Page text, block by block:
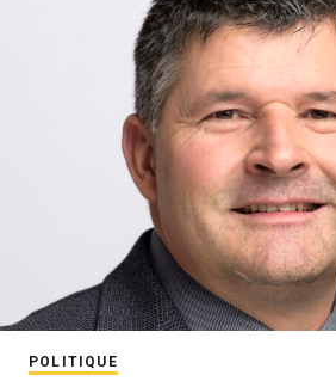
POLITIQUE